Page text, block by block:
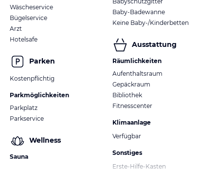
Wäscheservice
Bügelservice
Arzt
Hotelsafe
Parken
Kostenpflichtig
Parkmöglichkeiten
Parkplatz
Parkservice
Wellness
Sauna
Baby-Badewanne
Keine Baby-/Kinderbetten
Ausstattung
Räumlichkeiten
Aufenthaltsraum
Gepäckraum
Bibliothek
Fitnesscenter
Klimaanlage
Verfügbar
Sonstiges
Erste-Hilfe-Kasten